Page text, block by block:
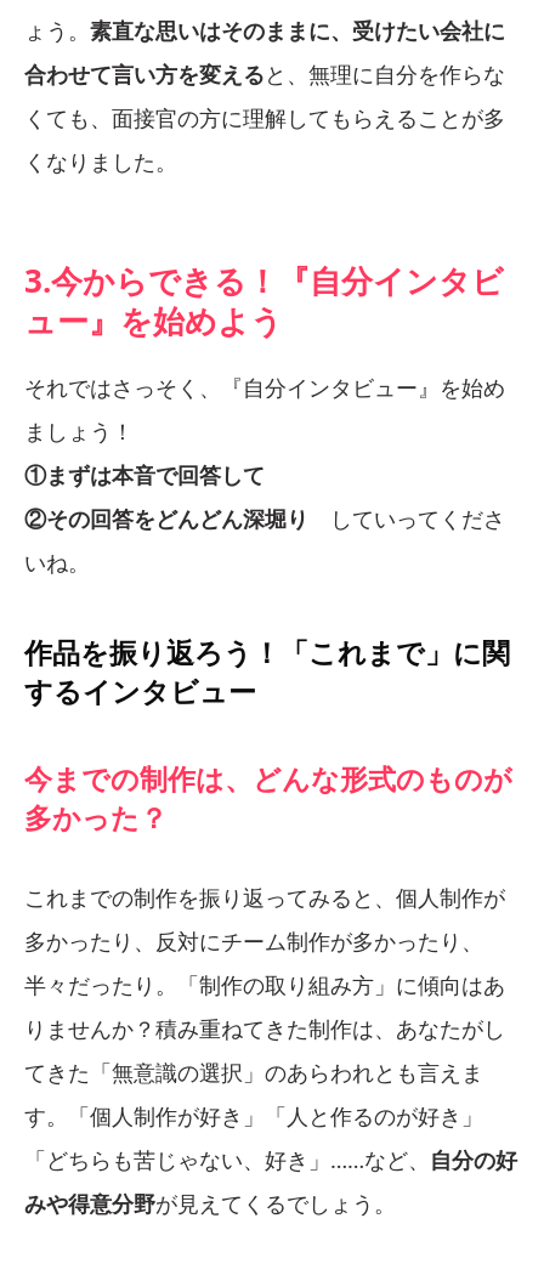
ょう。 素直な思いはそのままに、受けたい会社に
合わせて言い方を変えると、無理に自分を作らな
くても、面接官の方に理解してもらえることが多
くなりました。
3.今からできる！『自分インタビ
ュー』を始めよう
それではさっそく、『自分インタビュー』を始め
ましょう！
①まずは本音で回答して
②その回答をどんどん深堀り
していってくださ
いね。
作品を振り返ろう！「これまで」に関
するインタビュー
今までの制作は、どんな形式のものが
多かった？
これまでの制作を振り返ってみると、個人制作が
多かったり、反対にチーム制作が多かったり、
半々だったり。「制作の取り組み方」に傾向はあ
りませんか？積み重ねてきた制作は、あなたがし
てきた「無意識の選択」のあらわれとも言えま
す。「個人制作が好き」「人と作るのが好き」
「どちらも苦じゃない、好き」……など、 自分の好
みや得意分野が見えてくるでしょう。